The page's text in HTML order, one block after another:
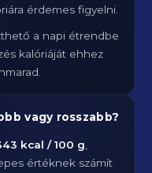
érdemes figyelni.
a napi étrendbe
kalóriáját ehhez
vagy rosszabb?
kcal / 100 g
értéknek számít